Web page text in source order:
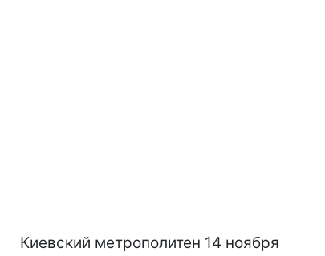
Киевский метрополитен 14 ноября